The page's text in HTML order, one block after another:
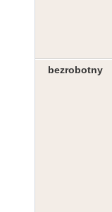
bezrobotny